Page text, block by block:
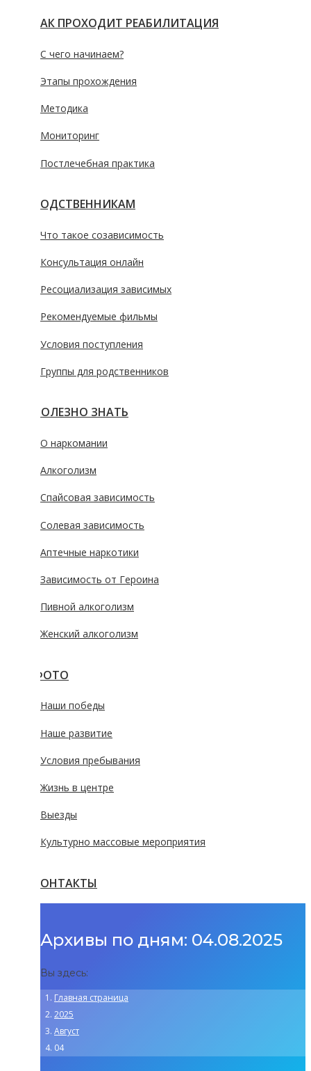
ПРОХОДИТ РЕАБИЛИТАЦИЯ
С чего начинаем?
Этапы прохождения
Методика
Мониторинг
Постлечебная практика
Что такое созависимость
Консультация онлайн
Ресоциализация зависимых
Рекомендуемые фильмы
Условия поступления
Группы для родственников
ЗНАТЬ
О наркомании
Алкоголизм
Спайсовая зависимость
Солевая зависимость
Аптечные наркотики
Зависимость от Героина
Пивной алкоголизм
Женский алкоголизм
Наши победы
Наше развитие
Условия пребывания
Жизнь в центре
Культурно массовые мероприятия
Архивы по дням:04.08.2025
Вы здесь:
Главная страница